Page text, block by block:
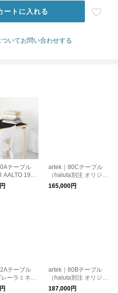
ートに入れる
いてお問い合わせする
テーブル
AALTO 193
artek｜80Cテーブル
（haluta別注 オリジナ
ルカラー）
165,000円
テーブル
ーラミネー
artek｜80Bテーブル
（haluta別注 オリジナ
ルカラー）
187,000円